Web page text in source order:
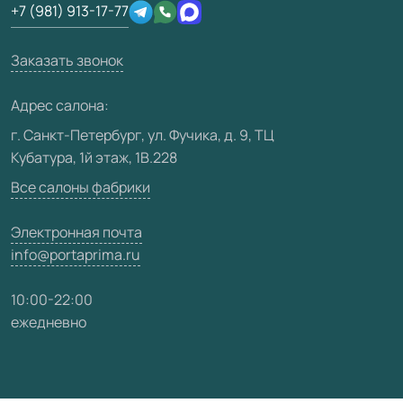
Техническая информация
Юридическая информация
Производство
Вакансии
Карта сайта
+7 (981) 913-17-77
Заказать звонок
Адрес салона:
г. Санкт-Петербург, ул. Фучика, д. 9, ТЦ
Кубатура, 1й этаж, 1В.228
Все салоны фабрики
Электронная почта
info@portaprima.ru
10:00-22:00
ежедневно